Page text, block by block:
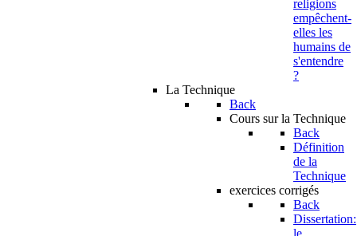
religions
empêchent-
elles les
humains de
s'entendre
?
La Technique
Back
Cours sur la Technique
Back
Définition
de la
Technique
exercices corrigés
Back
Dissertation:
le